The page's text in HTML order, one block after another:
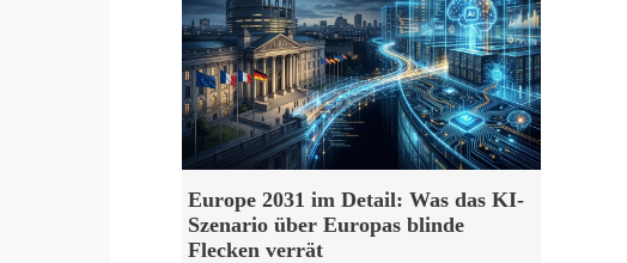
Europe 2031 im Detail: Was das KI-
Szenario über Europas blinde
Flecken verrät